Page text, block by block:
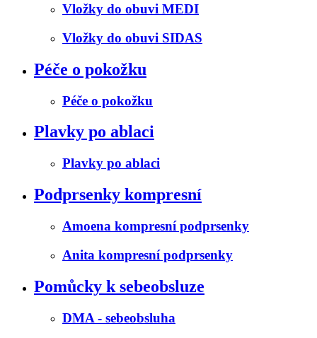
Vložky do obuvi MEDI
Vložky do obuvi SIDAS
Péče o pokožku
Péče o pokožku
Plavky po ablaci
Plavky po ablaci
Podprsenky kompresní
Amoena kompresní podprsenky
Anita kompresní podprsenky
Pomůcky k sebeobsluze
DMA - sebeobsluha